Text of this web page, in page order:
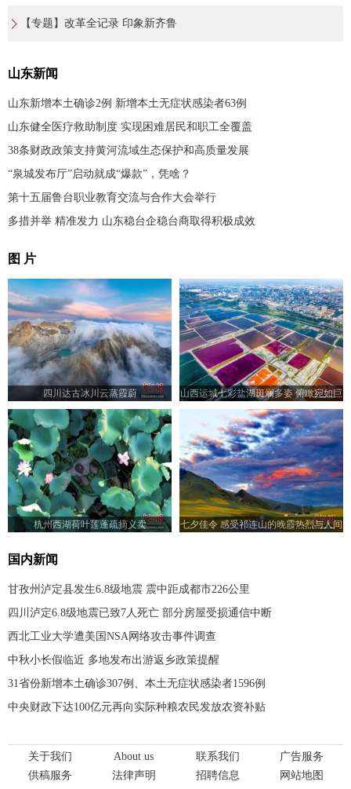
【专题】改革全记录 印象新齐鲁
山东新闻
山东新增本土确诊2例 新增本土无症状感染者63例
山东健全医疗救助制度 实现困难居民和职工全覆盖
38条财政政策支持黄河流域生态保护和高质量发展
“泉城发布厅”启动就成“爆款”，凭啥？
第十五届鲁台职业教育交流与合作大会举行
多措并举 精准发力 山东稳台企稳台商取得积极成效
图 片
四川达古冰川云蒸霞蔚
山西运城七彩盐湖斑斓多姿 俯瞰宛如巨
型调色板
杭州西湖荷叶莲蓬疏摘义卖
七夕佳令 感受祁连山的晚霞热烈与人间
国内新闻
甘孜州泸定县发生6.8级地震 震中距成都市226公里
四川泸定6.8级地震已致7人死亡 部分房屋受损通信中断
西北工业大学遭美国NSA网络攻击事件调查
中秋小长假临近 多地发布出游返乡政策提醒
31省份新增本土确诊307例、本土无症状感染者1596例
中央财政下达100亿元再向实际种粮农民发放农资补贴
关于我们 About us 联系我们
广告服务
供稿服务
法律声明 招聘信息 网站地图